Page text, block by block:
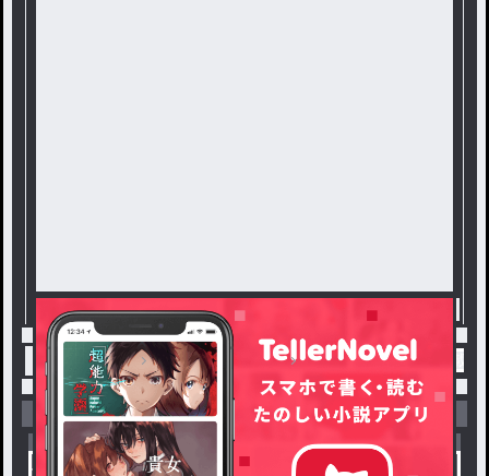
トップ 恋愛・ロマンス 「幸せ者」 / ୨୧の連載小
小説を探す ジャンルから探す